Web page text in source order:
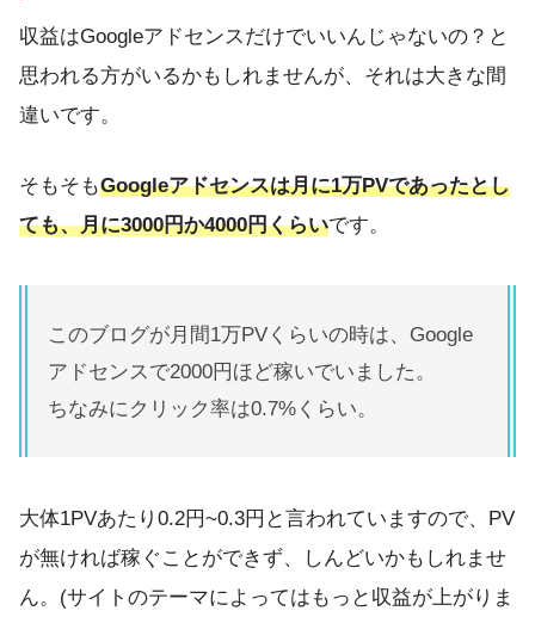
収益はGoogleアドセンスだけでいいんじゃないの？と
思われる方がいるかもしれませんが、それは大きな間
違いです。
そもそもGoogleアドセンスは月に1万PVであったとし
ても、月に3000円か4000円くらいです。
このブログが月間1万PVくらいの時は、Google
アドセンスで2000円ほど稼いでいました。
ちなみにクリック率は0.7%くらい。
大体1PVあたり0.2円~0.3円と言われていますので、PV
が無ければ稼ぐことができず、しんどいかもしれませ
ん。(サイトのテーマによってはもっと収益が上がりま